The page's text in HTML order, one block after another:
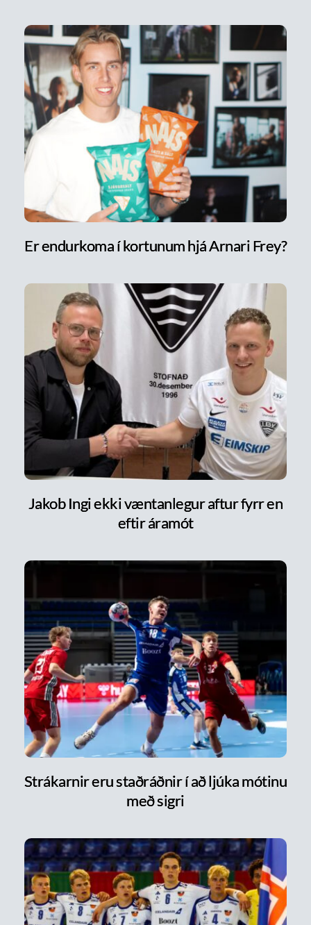
Er endurkoma í kortunum hjá Arnari Frey?
Jakob Ingi ekki væntanlegur aftur fyrr en
eftir áramót
Strákarnir eru staðráðnir í að ljúka mótinu
með sigri